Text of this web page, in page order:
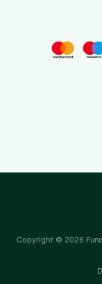
Copyright © 2026